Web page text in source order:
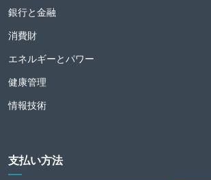
銀行と金融
消費財
エネルギーとパワー
健康管理
情報技術
支払い方法